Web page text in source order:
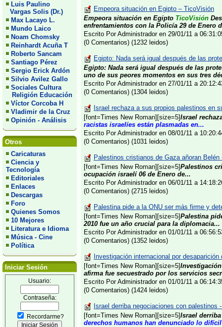
Luis Paulino
Vargas Solis (Dr.)
Max Lacayo L.
Mundo Laico
Noam Chomsky
Reinhardt Acuña T
Roberto Sancam
Santiago Pérez
Sergio Erick Ardón
Silvio Avilez Gallo
Sociales Cultura
Religión Educación
Víctor Corcoba H
Vladimir de la Cruz
Opinión - Análisis
Otros
Caricaturas
Ciencia y
Tecnología
Editoriales
Enlaces
Descargas
Foro
Quienes Somos
10 Mejores
Literatura e Idioma
Música - Cine
Política
Iniciar Sesión
Usuario:
Contraseña:
Recordarme?
Empeora situación en Egipto – TicoVisión
Empeora situación en Egipto TicoVisión
enfrentamientos con la Policía 29 de Enero
Escrito Por Administrador en 29/01/11 a
(0 Comentarios) (1232 leidos)
Egipto: Nada será igual después de las
Egipto: Nada será igual después de las
uno de sus peores momentos en sus tres
Escrito Por Administrador en 27/01/11 a
(0 Comentarios) (1304 leidos)
Israel rechaza a sus propios palestinos en
[font=Times New Roman][size=5]Israel
racistas israelíes están plasmadas en...
Escrito Por Administrador en 08/01/11 a
(0 Comentarios) (1031 leidos)
Palestinos cristianos de Gaza añoran Belén
[font=Times New Roman][size=5]Palestinos
ocupación israelí 06 de Enero de...
Escrito Por Administrador en 06/01/11 a
(0 Comentarios) (2715 leidos)
Palestina pide a la ONU ser más firme y
[font=Times New Roman][size=5]Palestina
2010 fue un año crucial para la diplomacia...
Escrito Por Administrador en 01/01/11 a
(0 Comentarios) (1352 leidos)
Investigación internacional por
[font=Times New Roman][size=5]
afirma fue secuestrado por los servicios
Escrito Por Administrador en 01/01/11 a
(0 Comentarios) (1424 leidos)
Israel derriba negociaciones con palestinos
[font=Times New Roman][size=5]Israel
derechos humanos han denunciado lo